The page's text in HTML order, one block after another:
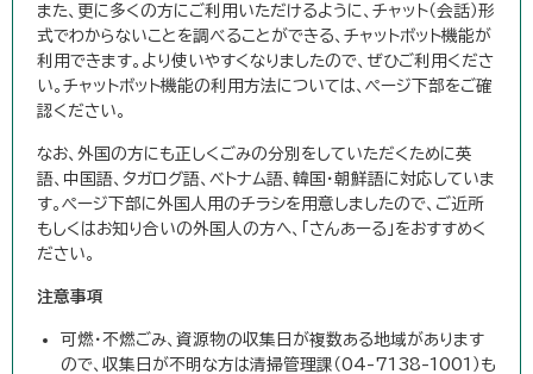
また、更に多くの方にご利用いただけるように、チャット（会話）形
式でわからないことを調べることができる、チャットボット機能が
利用できます。より使いやすくなりましたので、ぜひご利用くださ
い。チャットボット機能の利用方法については、ページ下部をご確
認ください。
なお、外国の方にも正しくごみの分別をしていただくために英
語、中国語、タガログ語、ベトナム語、韓国・朝鮮語に対応していま
す。ページ下部に外国人用のチラシを用意しましたので、ご近所
もしくはお知り合いの外国人の方へ、「さんあーる」をおすすめく
ださい。
注意事項
可燃・不燃ごみ、資源物の収集日が複数ある地域があります
ので、収集日が不明な方は清掃管理課（04-7138-1001）も